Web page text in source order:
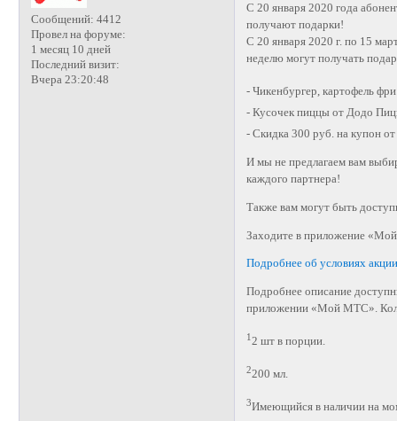
Сообщений: 4412
Провел на форуме:
1 месяц 10 дней
Последний визит:
Вчера 23:20:48
С 20 января 2020 года
получают подарки!
С 20 января 2020 г. по 15
неделю могут получать
- Чикенбургер, картофель
- Кусочек пиццы от Додо
- Скидка 300 руб. на купон
И мы не предлагаем вам
каждого партнера!
Также вам могут быть
Заходите в приложение
Подробнее об условиях
Подробнее описание
приложении «Мой МТС».
1 2 шт в порции.
2200 мл.
3Имеющийся в наличии на